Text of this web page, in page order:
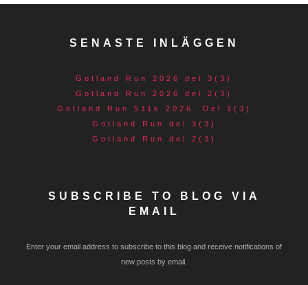
SENASTE INLÄGGEN
Gotland Run 2026 del 3(3)
Gotland Run 2026 del 2(3)
Gotland Run 511k 2026. Del 1(3)
Gotland Run del 3(3)
Gotland Run del 2(3)
SUBSCRIBE TO BLOG VIA
EMAIL
Enter your email address to subscribe to this blog and receive notifications of
new posts by email.